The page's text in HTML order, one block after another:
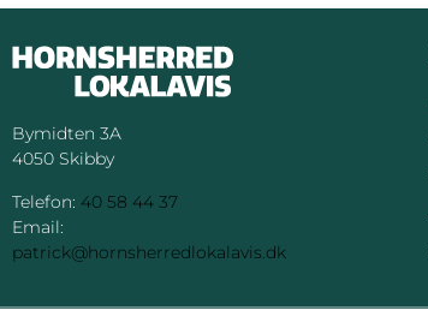
Bymidten 3A
4050 Skibby
Telefon: 40 58 44 37
Email:
patrick@hornsherredlokalavis.dk